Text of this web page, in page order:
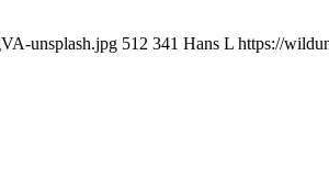
unsplash.jpg 512 341 Hans L https://